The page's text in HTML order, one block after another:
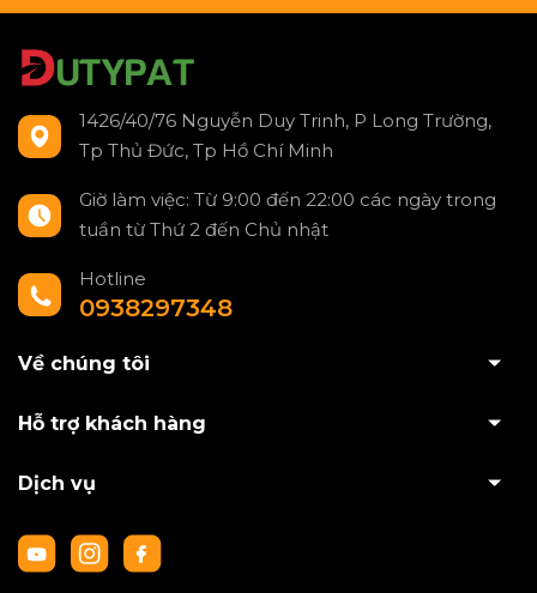
1426/40/76 Nguyễn Duy Trinh, P Long Trường,
Tp Thủ Đức, Tp Hồ Chí Minh
Giờ làm việc: Từ 9:00 đến 22:00 các ngày trong
tuần từ Thứ 2 đến Chủ nhật
Hotline
0938297348
Về chúng tôi
Hỗ trợ khách hàng
Dịch vụ